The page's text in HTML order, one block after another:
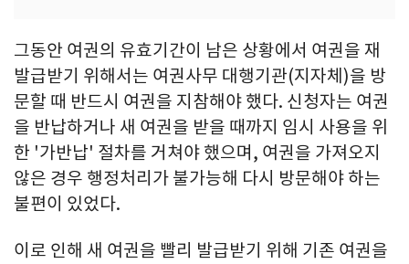
그동안 여권의 유효기간이 남은 상황에서 여권을 재
발급받기 위해서는 여권사무 대행기관(지자체)을 방
문할 때 반드시 여권을 지참해야 했다. 신청자는 여권
을 반납하거나 새 여권을 받을 때까지 임시 사용을 위
한 '가반납' 절차를 거쳐야 했으며, 여권을 가져오지
않은 경우 행정처리가 불가능해 다시 방문해야 하는
불편이 있었다.
이로 인해 새 여권을 빨리 발급받기 위해 기존 여권을